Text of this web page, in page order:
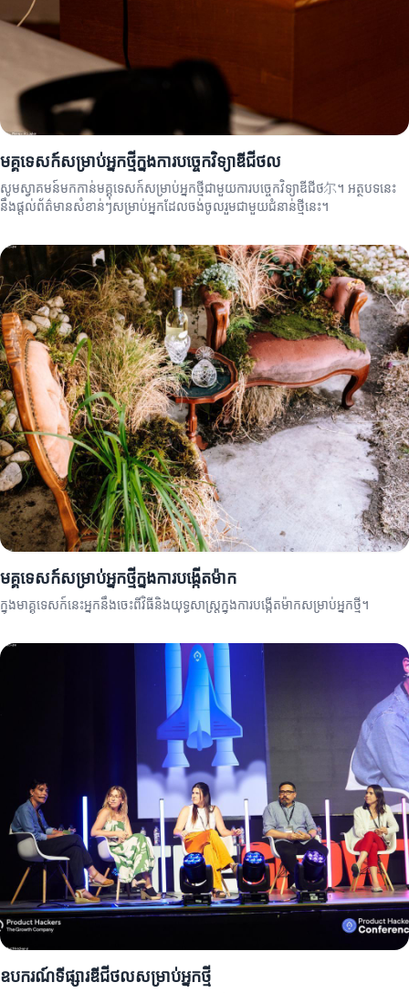
មគ្គុទេសក៍សម្រាប់អ្នកថ្មីក្នុងការបច្ចេកវិទ្យាឌីជីថល
សូមស្វាគមន៍មកកាន់មគ្គុទេសក៍សម្រាប់អ្នកថ្មីជាមួយការបច្ចេកវិទ្យាឌីជីថ尔។ អត្ថបទនេះ
នឹងផ្តល់ព័ត៌មានសំខាន់ៗសម្រាប់អ្នកដែលចង់ចូលរួមជាមួយជំនាន់ថ្មីនេះ។
មគ្គុទេសក៍សម្រាប់អ្នកថ្មីក្នុងការបង្កើតម៉ាក
ក្នុងមាគ្គុទេសក៍នេះអ្នកនឹងចេះពីវិធីនិងយុទ្ធសាស្ត្រក្នុងការបង្កើតម៉ាកសម្រាប់អ្នកថ្មី។
ឧបករណ៍ទីផ្សារឌីជីថលសម្រាប់អ្នកថ្មី